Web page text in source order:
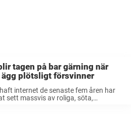
tagen på bar gärning när
ägg plötsligt försvinner
internet de senaste fem åren har
sett massvis av roliga, söta,